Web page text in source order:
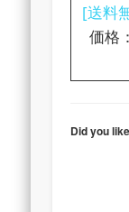
[送料
価格
Did you